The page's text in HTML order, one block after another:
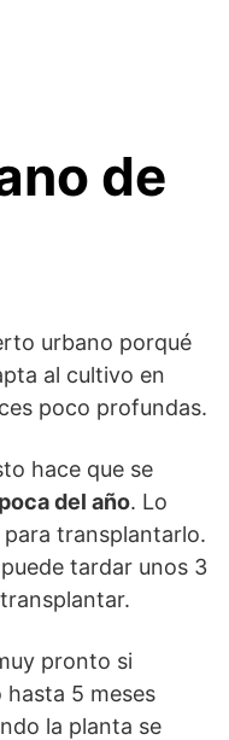
de
urbano porqué
al cultivo en
poco profundas.
hace que se
del año. Lo
transplantarlo.
tardar unos 3
pronto si
hasta 5 meses
la planta se